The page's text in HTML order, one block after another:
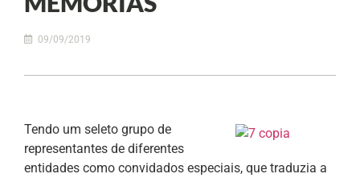
09/09/2019
Tendo um seleto grupo de
representantes de diferentes
entidades como convidados especiais, que traduzia a